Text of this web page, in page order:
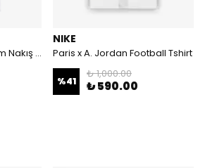
Calvin Klein Monogram Nakış Logolu Tshirt
NIKE
Paris x A. Jordan Football Tshirt
%41
₺ 1,000.00
₺ 590.00